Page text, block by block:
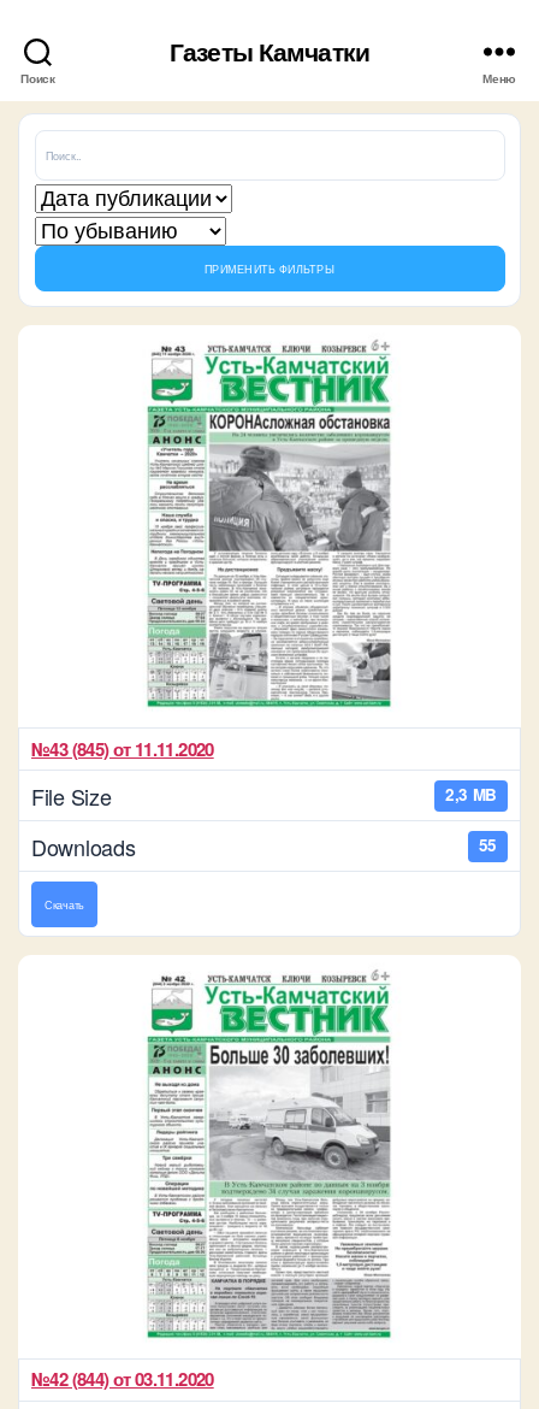
Поиск
Газеты Камчатки
Меню
ПРИМЕНИТЬ ФИЛЬТРЫ
№43 (845) от 11.11.2020
File Size 2,3 MB
Downloads 55
Скачать
№42 (844) от 03.11.2020